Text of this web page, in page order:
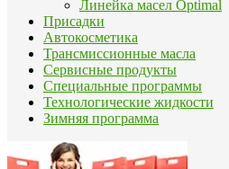
Линейка масел Optimal
Присадки
Автокосметика
Трансмиссионные масла
Сервисные продукты
Специальные программы
Технологические жидкости
Зимняя программа